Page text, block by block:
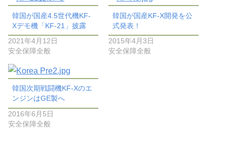
韓国が国産4.5世代機KF-
Xデモ機「KF-21」披露
2021年4月12日
安全保障全般
韓国が国産KF-X開発を公
式発表！
2015年4月3日
安全保障全般
韓国次期戦闘機KF-Xのエ
ンジンはGE製へ
2016年6月5日
安全保障全般